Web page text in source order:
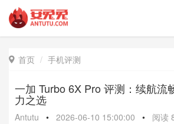
 首页 手机评测
一加 Turbo 6X Pro 评测：续航流
力之选
Antutu • 2026-06-10 15:00:00 • 阅读